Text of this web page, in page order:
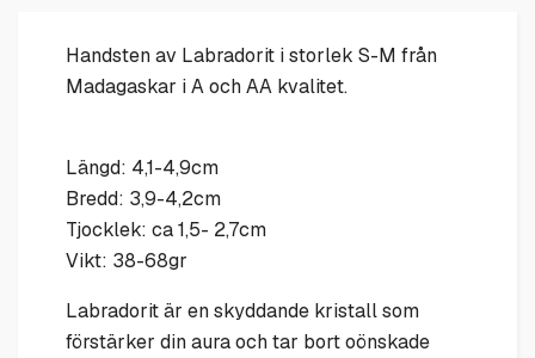
Handsten av Labradorit i storlek S-M från
Madagaskar i A och AA kvalitet.
Längd: 4,1-4,9cm
Bredd: 3,9-4,2cm
Tjocklek: ca 1,5- 2,7cm
Vikt: 38-68gr
Labradorit är en skyddande kristall som
förstärker din aura och tar bort oönskade